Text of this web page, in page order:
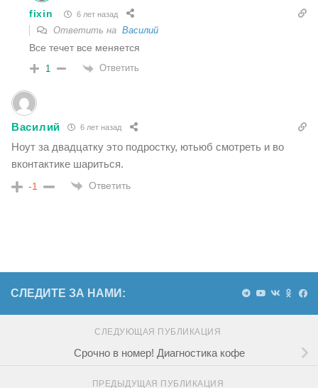
fixin 6 лет назад
Ответить на Василий
Все течет все меняется
1 Ответить
Василий 6 лет назад
Ноут за двадцатку это подростку, ютьюб смотреть и во
вконтактике шариться.
-1 Ответить
СЛЕДИТЕ ЗА НАМИ:
СЛЕДУЮЩАЯ ПУБЛИКАЦИЯ
Срочно в номер! Диагностика кофе
ПРЕДЫДУЩАЯ ПУБЛИКАЦИЯ